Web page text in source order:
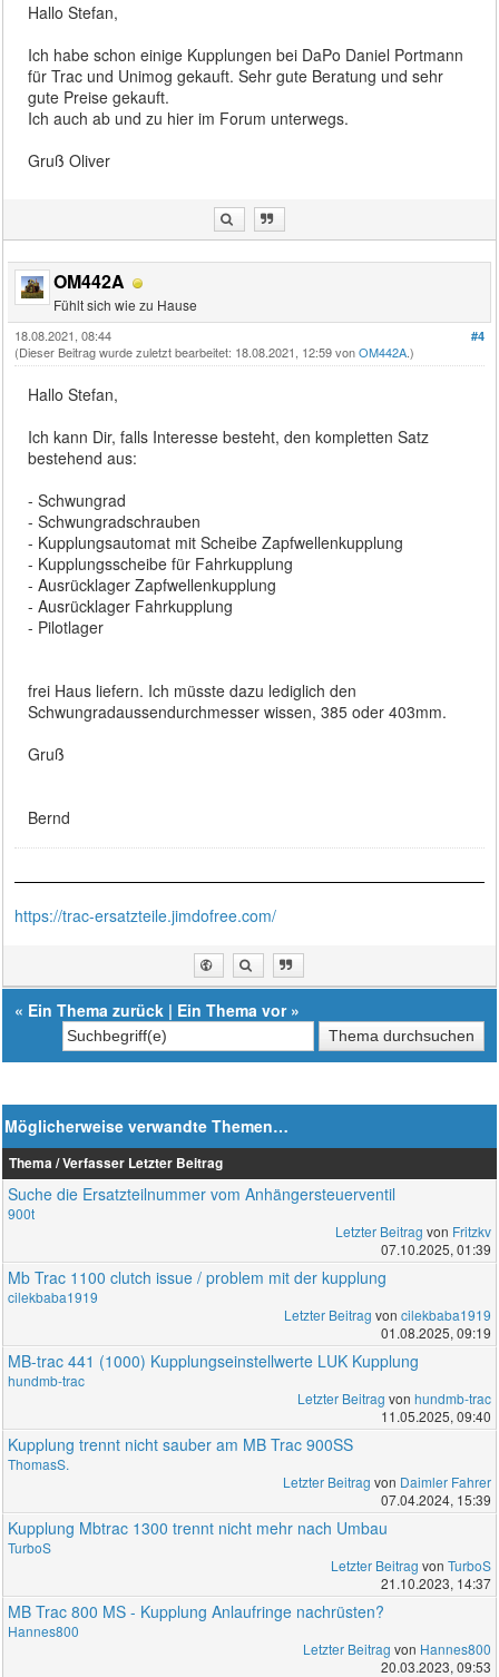
Hallo Stefan,
Ich habe schon einige Kupplungen bei DaPo Daniel Portmann
für Trac und Unimog gekauft. Sehr gute Beratung und sehr
gute Preise gekauft.
Ich auch ab und zu hier im Forum unterwegs.
Gruß Oliver
OM442A
Fühlt sich wie zu Hause
#4
18.08.2021, 08:44
(Dieser Beitrag wurde zuletzt bearbeitet: 18.08.2021, 12:59 vonOM442A.)
Hallo Stefan,
Ich kann Dir, falls Interesse besteht, den kompletten Satz
bestehend aus:
- Schwungrad
- Schwungradschrauben
- Kupplungsautomat mit Scheibe Zapfwellenkupplung
- Kupplungsscheibe für Fahrkupplung
- Ausrücklager Zapfwellenkupplung
- Ausrücklager Fahrkupplung
- Pilotlager
frei Haus liefern. Ich müsste dazu lediglich den
Schwungradaussendurchmesser wissen, 385 oder 403mm.
Gruß
Bernd
https://trac-ersatzteile.jimdofree.com/
« Ein Thema zurück | Ein Thema vor»
Möglicherweise verwandte Themen…
Thema / Verfasser Letzter Beitrag
Suche die Ersatzteilnummer vom Anhängersteuerventil
900t
Letzter Beitrag von Fritzkv
07.10.2025, 01:39
Mb Trac 1100 clutch issue / problem mit der kupplung
cilekbaba1919
Letzter Beitrag von cilekbaba1919
01.08.2025, 09:19
MB-trac 441 (1000) Kupplungseinstellwerte LUK Kupplung
hundmb-trac
Letzter Beitrag von hundmb-trac
11.05.2025, 09:40
Kupplung trennt nicht sauber am MB Trac 900SS
ThomasS.
Letzter Beitrag von Daimler Fahrer
07.04.2024, 15:39
Kupplung Mbtrac 1300 trennt nicht mehr nach Umbau
TurboS
Letzter Beitrag von TurboS
21.10.2023, 14:37
MB Trac 800 MS - Kupplung Anlaufringe nachrüsten?
Hannes800
Letzter Beitrag von Hannes800
20.03.2023, 09:53